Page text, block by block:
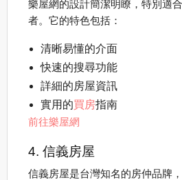
樂屋網的設計簡潔明瞭，特別適
者。它的特色包括：
清晰易懂的介面
快速的搜尋功能
詳細的房屋資訊
實用的買房指南
前往樂屋網
4. 信義房屋
信義房屋是台灣知名的房仲品牌